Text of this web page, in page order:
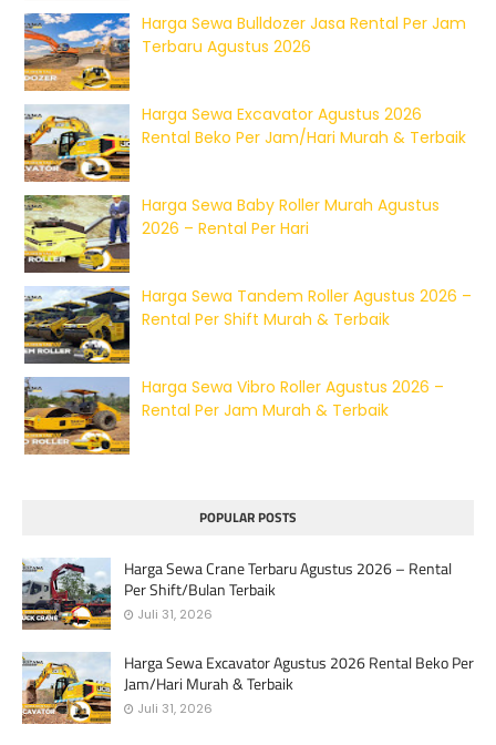
Harga Sewa Bulldozer Jasa Rental Per Jam
Terbaru Agustus 2026
Harga Sewa Excavator Agustus 2026
Rental Beko Per Jam/Hari Murah & Terbaik
Harga Sewa Baby Roller Murah Agustus
2026 – Rental Per Hari
Harga Sewa Tandem Roller Agustus 2026 –
Rental Per Shift Murah & Terbaik
Harga Sewa Vibro Roller Agustus 2026 –
Rental Per Jam Murah & Terbaik
POPULAR POSTS
Harga Sewa Crane Terbaru Agustus 2026 – Rental
Per Shift/Bulan Terbaik
Juli 31, 2026
Harga Sewa Excavator Agustus 2026 Rental Beko Per
Jam/Hari Murah & Terbaik
Juli 31, 2026